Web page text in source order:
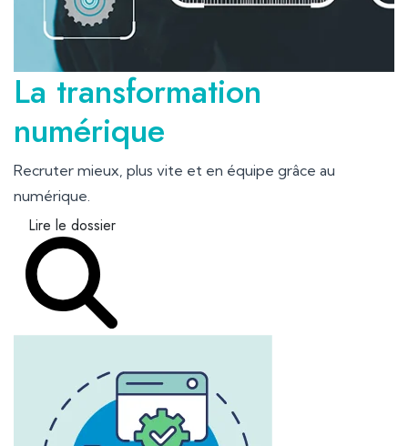
La transformation
numérique
Recruter mieux, plus vite et en équipe grâce au
numérique.
Lire le dossier